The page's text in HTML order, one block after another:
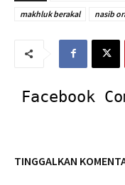
makhluk berakal
nasib
Facebook
TINGGALKAN